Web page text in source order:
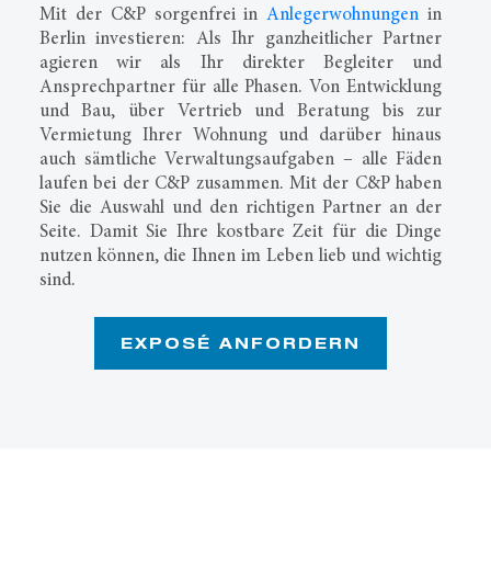
Mit der C&P sorgenfrei inAnlegerwohnungen in
Berlin investieren: Als Ihr ganzheitlicher Partner
agieren wir als Ihr direkter Begleiter und
Ansprechpartner für alle Phasen. Von Entwicklung
und Bau, über Vertrieb und Beratung bis zur
Vermietung Ihrer Wohnung und darüber hinaus
auch sämtliche Verwaltungsaufgaben – alle Fäden
laufen bei der C&P zusammen. Mit der C&P haben
Sie die Auswahl und den richtigen Partner an der
Seite. Damit Sie Ihre kostbare Zeit für die Dinge
nutzen können, die Ihnen im Leben lieb und wichtig
sind.
EXPOSÉ ANFORDERN